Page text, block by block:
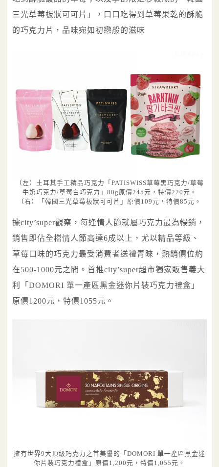
三光草莓板狀可可片」，口口吃得到草莓果乾的酥脆
的巧克力片，品味宛如初戀般的滋味
（左）土耳其手工精品巧克力「PATISWISS草莓黑巧克力/草莓
牛奶巧克力/草莓白巧克力」80g原價245元，特價220元。
（右）「韓國三光草莓板狀可可片」原價109元，特價85元。
據city’super觀察，每逢情人節就屬巧克力最為暢銷，
銷售即佔全檔情人節高達6成以上，尤以精品等級、
草莓口味的巧克力最受消費者送禮青睞，熱銷價位約
在500-1000元之間。首推city’super超市獨家販售義大
利「DOMORI 單一產區黑金迷你片裝巧克力禮盒」
原價1200元，特價1055元。
擁有世界9大頂級巧克力之首美譽的「DOMORI 單一產區黑金迷
你片裝巧克力禮盒」原價1,200元，特價1,055元。